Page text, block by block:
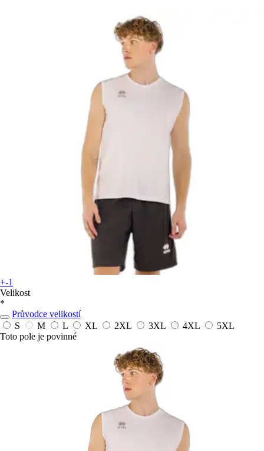
+-1
Velikost
*
Průvodce velikostí
S
M L XL 2XL 3XL 4XL
5XL
Toto pole je povinné